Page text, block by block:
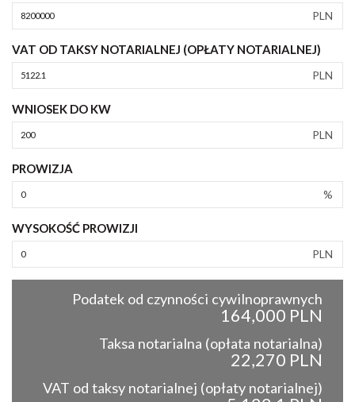
PLN
VAT OD TAKSY NOTARIALNEJ (OPŁATY NOTARIALNEJ)
PLN
WNIOSEK DO KW
PLN
PROWIZJA
%
WYSOKOŚĆ PROWIZJI
PLN
Podatek od czynności cywilnoprawnych
164,000 PLN
Taksa notarialna (opłata notarialna)
22,270 PLN
VAT od taksy notarialnej (opłaty notarialnej)